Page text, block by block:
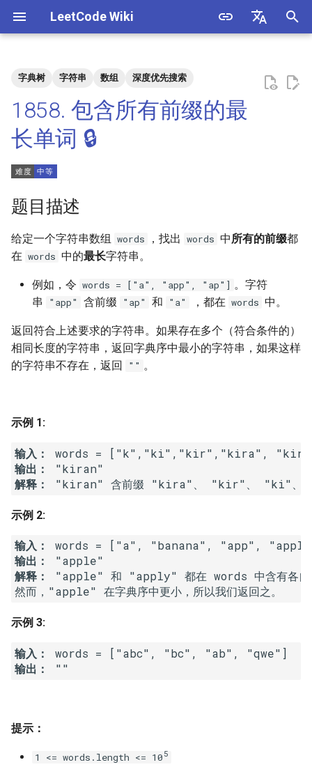
LeetCode Wiki
在
始
化
搜
索
擎
解法
方法一：前缀树
4. 二维数组中的查找
5. 替换空格
6. 从尾到头打印链表
7. 重建二叉树
9. 用两个栈实现队列
10.1. 斐波那契数列
10.2. 青蛙跳台阶问题
11. 旋转数组的最小数字
14.1. 剪绳子
15. 二进制中 1 的个数
16. 数值的整数次方
19. 正则表达式匹配
偶数前面
2. 二进制加法
3. 前 n 个数字二进制中 1 的个
数
4. 只出现一次的数字
5. 单词长度的最大乘积
6. 排序数组中两个数字之和
8. 和大于等于 target 的最短子
数组
11. 和 1 个数相同的子数组
13. 二维子矩阵的和
14. 字符串中的变位词
符串
1.2. 判定是否互为字符重排
1.3. URL 化
1.4. 回文排列
1.5. 一次编辑
1.6. 字符串压缩
1.7. 旋转矩阵
1.8. 零矩阵
1.9. 字符串轮转
2.3. 删除中间节点
2.5. 链表求和
2.6. 回文链表
3.1. 三合一
字典树 字符串 数组 深度优先搜索
1858. 包含所有前缀的最
长单词 🔒
题目描述
给定一个字符串数组 words ，找出 words 中所有的前缀都
在 words 中的最长字符串。
例如，令 words = ["a", "app", "ap"] 。字符
串
"app" 含前缀 "ap" 和 "a" ，都在 words 中。
返回符合上述要求的字符串。如果存在多个（符合条件的）
相同长度的字符串，返回字典序中最小的字符串，如果这样
的字符串不存在，返回
"" 。
示例 1:
输入：
输出：
解释：
示例 2:
输入：
输出：
解释：
"apple" 和 "apply" 都在 words 中含有各自
示例 3:
输入：
输出：
提示：
1 <= words.length <= 10 5